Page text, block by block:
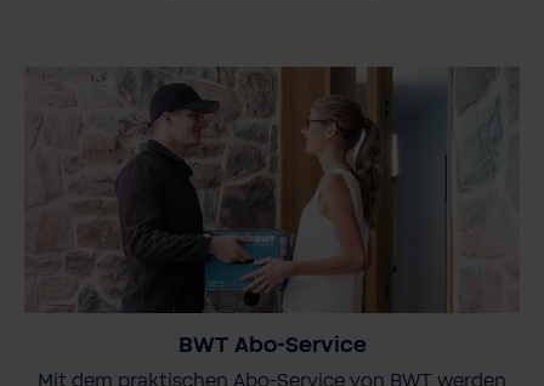
BWT Abo-Service
Mit dem praktischen Abo-Service von BWT werden